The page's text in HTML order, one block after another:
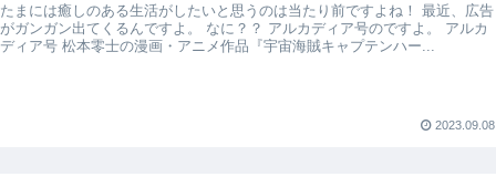
たまには癒しのある生活がしたいと思うのは当たり前ですよね！ 最近、広告
がガンガン出てくるんですよ。 なに？？ アルカディア号のですよ。 アルカ
ディア号 松本零士の漫画・アニメ作品『宇宙海賊キャプテンハー...
2023.09.08